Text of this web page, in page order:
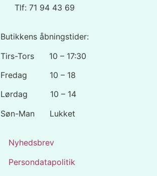
Tlf: 71 94 43 69
Butikkens åbningstider:
Tirs-Tors 10 – 17:30
Fredag 10 – 18
Lørdag 10 – 14
Søn-Man Lukket
Nyhedsbrev
Persondatapolitik